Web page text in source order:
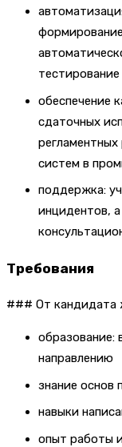
обеспечение
сдаточных
систем в
поддержка:
инцидентов,
Требования
### От кандидата
образование:
направлению
знание основ
навыки
опыт работы